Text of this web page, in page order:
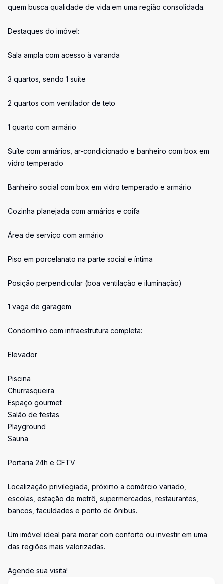
quem busca qualidade de vida em uma região consolidada.
Destaques do imóvel:
Sala ampla com acesso à varanda
3 quartos, sendo 1 suíte
2 quartos com ventilador de teto
1 quarto com armário
Suíte com armários, ar-condicionado e banheiro com box em
vidro temperado
Banheiro social com box em vidro temperado e armário
Cozinha planejada com armários e coifa
Área de serviço com armário
Piso em porcelanato na parte social e íntima
Posição perpendicular (boa ventilação e iluminação)
1 vaga de garagem
Condomínio com infraestrutura completa:
Elevador
Piscina
Churrasqueira
Espaço gourmet
Salão de festas
Playground
Sauna
Portaria 24h e CFTV
Localização privilegiada, próximo a comércio variado,
escolas, estação de metrô, supermercados, restaurantes,
bancos, faculdades e ponto de ônibus.
Um imóvel ideal para morar com conforto ou investir em uma
das regiões mais valorizadas.
Agende sua visita!